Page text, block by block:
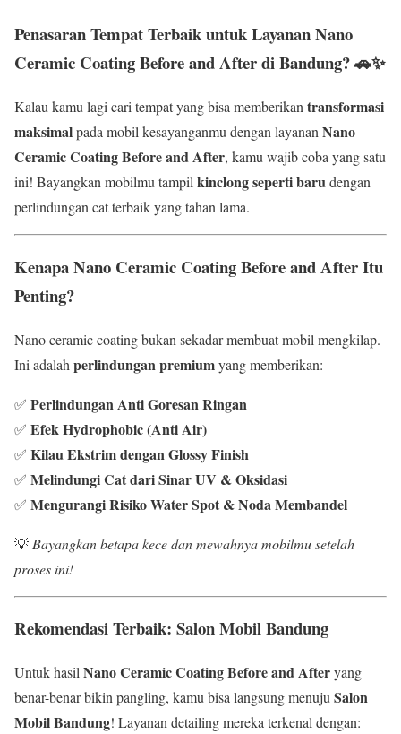
Penasaran Tempat Terbaik untuk Layanan Nano
Ceramic Coating Before and After di Bandung?🚗✨
Kalau kamu lagi cari tempat yang bisa memberikan transformasi
maksimalpada mobil kesayanganmu dengan layanan Nano
Ceramic Coating Before and After, kamu wajib coba yang satu
ini! Bayangkan mobilmu tampil kinclong seperti barudengan
perlindungan cat terbaik yang tahan lama.
Kenapa Nano Ceramic Coating Before and After Itu
Penting?
Nano ceramic coating bukan sekadar membuat mobil mengkilap.
Ini adalah perlindungan premiumyang memberikan:
✅ Perlindungan Anti Goresan Ringan
✅ Efek Hydrophobic (Anti Air)
✅ Kilau Ekstrim dengan Glossy Finish
✅ Melindungi Cat dari Sinar UV & Oksidasi
✅ Mengurangi Risiko Water Spot & Noda Membandel
💡 Bayangkan betapa kece dan mewahnya mobilmu setelah
proses ini!
Rekomendasi Terbaik: Salon Mobil Bandung
Untuk hasil Nano Ceramic Coating Before and Afteryang
benar-benar bikin pangling, kamu bisa langsung menuju Salon
Mobil Bandung! Layanan detailing mereka terkenal dengan: